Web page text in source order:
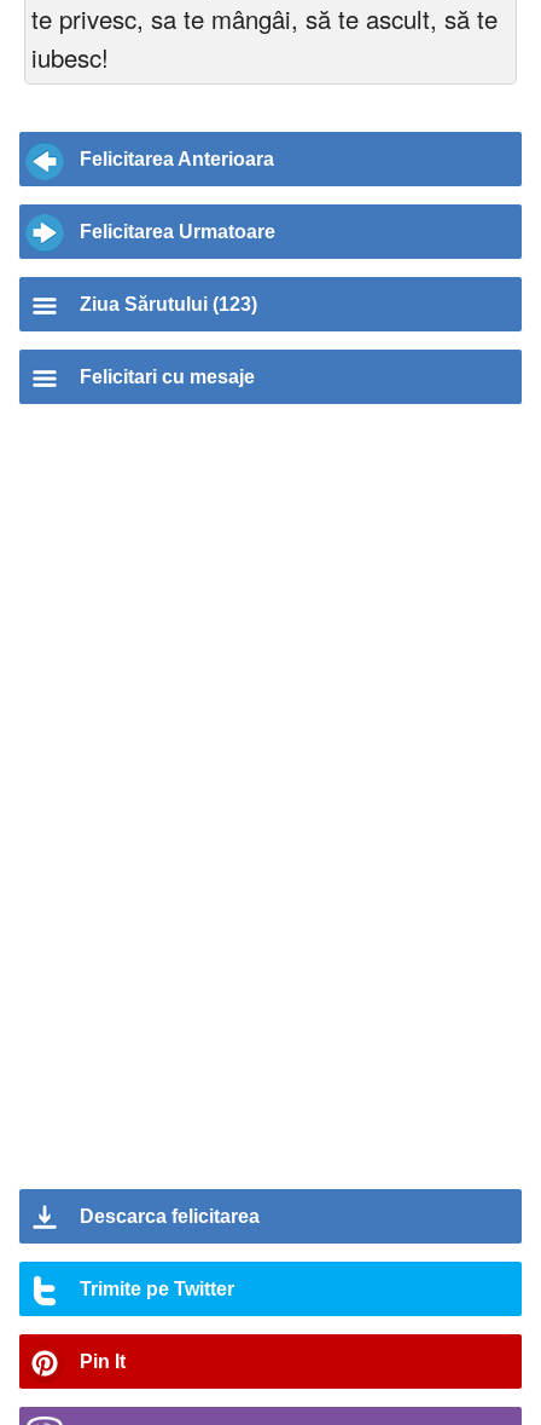
te privesc, sa te mângâi, să te ascult, să te
iubesc!
Felicitarea Anterioara
Felicitarea Urmatoare
Ziua Sărutului (123)
Felicitari cu mesaje
Descarca felicitarea
Trimite pe Twitter
Pin It